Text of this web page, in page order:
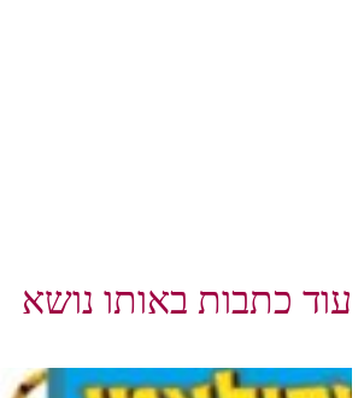
עוד כתבות באותו נושא